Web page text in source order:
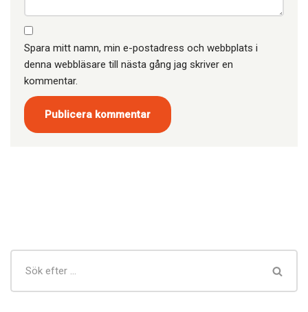
Spara mitt namn, min e-postadress och webbplats i
denna webbläsare till nästa gång jag skriver en
kommentar.